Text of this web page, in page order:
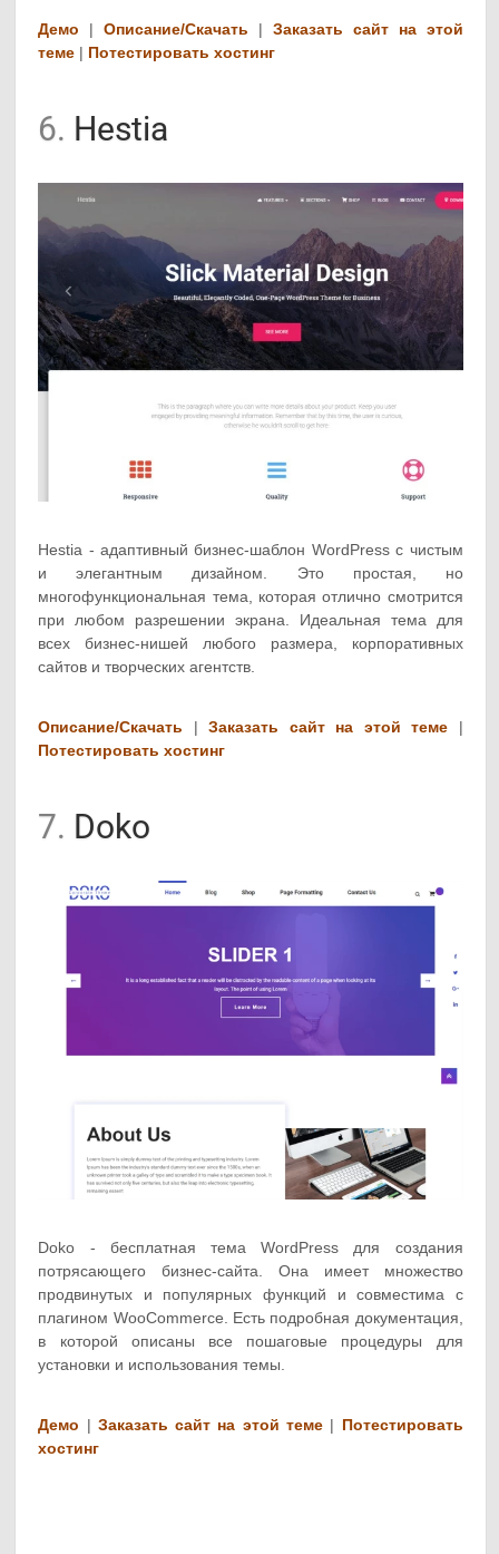
Демо |Описание/Скачать | Заказать сайт на этой
теме | Потестировать хостинг
6. Hestia
Hestia - адаптивный бизнес-шаблон WordPress с чистым
и элегантным дизайном. Это простая, но
многофункциональная тема, которая отлично смотрится
при любом разрешении экрана. Идеальная тема для
всех бизнес-нишей любого размера, корпоративных
сайтов и творческих агентств.
Описание/Скачать |Заказать сайт на этой теме |
Потестировать хостинг
7. Doko
Doko - бесплатная тема WordPress для создания
потрясающего бизнес-сайта. Она имеет множество
продвинутых и популярных функций и совместима с
плагином WooCommerce. Есть подробная документация,
в которой описаны все пошаговые процедуры для
установки и использования темы.
Демо | Заказать сайт на этой теме | Потестировать
хостинг